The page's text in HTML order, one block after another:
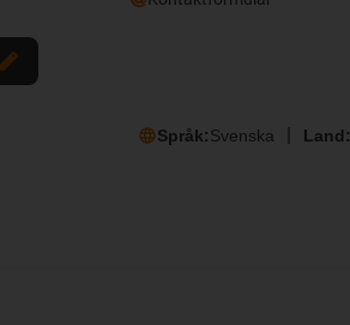
Språk:Svenska Land: